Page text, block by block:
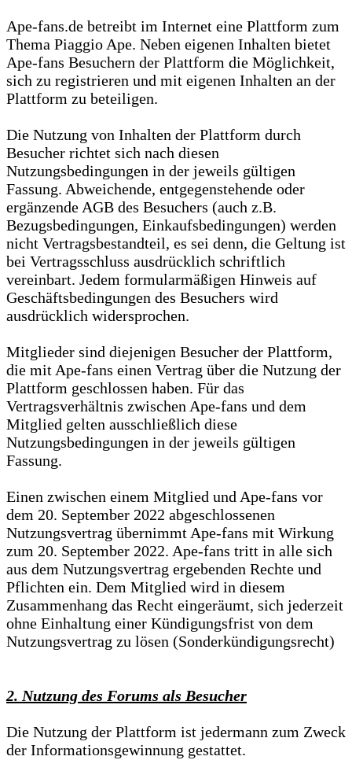
Ape-fans.de betreibt im Internet eine Plattform zum
Thema Piaggio Ape. Neben eigenen Inhalten bietet
Ape-fans Besuchern der Plattform die Möglichkeit,
sich zu registrieren und mit eigenen Inhalten an der
Plattform zu beteiligen.
Die Nutzung von Inhalten der Plattform durch
Besucher richtet sich nach diesen
Nutzungsbedingungen in der jeweils gültigen
Fassung. Abweichende, entgegenstehende oder
ergänzende AGB des Besuchers (auch z.B.
Bezugsbedingungen, Einkaufsbedingungen) werden
nicht Vertragsbestandteil, es sei denn, die Geltung ist
bei Vertragsschluss ausdrücklich schriftlich
vereinbart. Jedem formularmäßigen Hinweis auf
Geschäftsbedingungen des Besuchers wird
ausdrücklich widersprochen.
Mitglieder sind diejenigen Besucher der Plattform,
die mit Ape-fans einen Vertrag über die Nutzung der
Plattform geschlossen haben. Für das
Vertragsverhältnis zwischen Ape-fans und dem
Mitglied gelten ausschließlich diese
Nutzungsbedingungen in der jeweils gültigen
Fassung.
Einen zwischen einem Mitglied und Ape-fans vor
dem 20. September 2022 abgeschlossenen
Nutzungsvertrag übernimmt Ape-fans mit Wirkung
zum 20. September 2022. Ape-fans tritt in alle sich
aus dem Nutzungsvertrag ergebenden Rechte und
Pflichten ein. Dem Mitglied wird in diesem
Zusammenhang das Recht eingeräumt, sich jederzeit
ohne Einhaltung einer Kündigungsfrist von dem
Nutzungsvertrag zu lösen (Sonderkündigungsrecht)
2. Nutzung des Forums als Besucher
Die Nutzung der Plattform ist jedermann zum Zweck
der Informationsgewinnung gestattet.